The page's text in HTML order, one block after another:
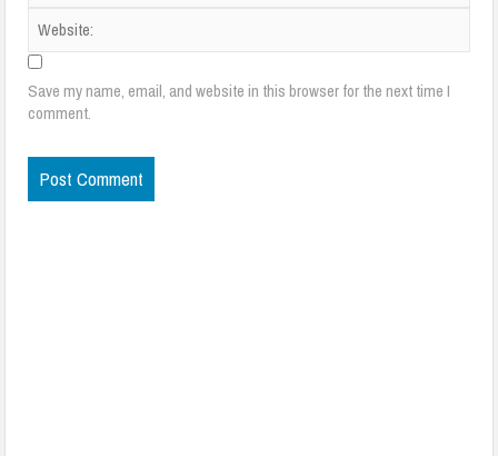
Save my name, email, and website in this browser for the next time I
comment.